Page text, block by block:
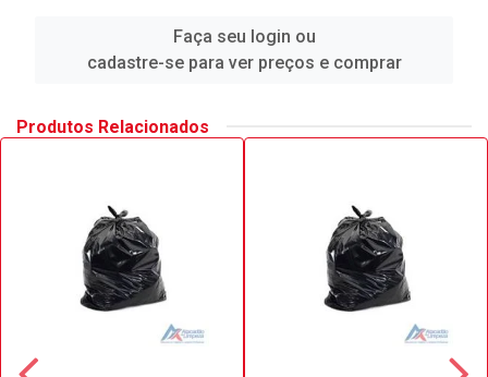
Faça seu login ou
cadastre-se para ver preços e comprar
Produtos Relacionados